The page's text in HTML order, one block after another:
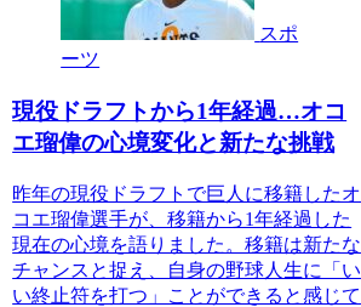
スポ
ーツ
現役ドラフトから1年経過…オコ
エ瑠偉の心境変化と新たな挑戦
昨年の現役ドラフトで巨人に移籍したオ
コエ瑠偉選手が、移籍から1年経過した
現在の心境を語りました。移籍は新たな
チャンスと捉え、自身の野球人生に「い
い終止符を打つ」ことができると感じて